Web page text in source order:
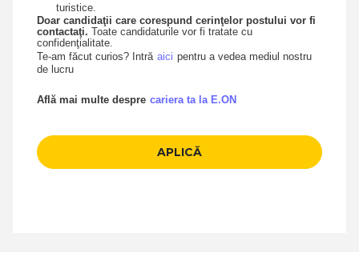
turistice.
Doar candidaţii care corespund cerinţelor postului vor fi
contactaţi. Toate candidaturile vor fi tratate cu
confidenţialitate.
Te-am făcut curios? Intră aici pentru a vedea mediul nostru
de lucru
Află mai multe despre cariera ta la E.ON
APLICĂ